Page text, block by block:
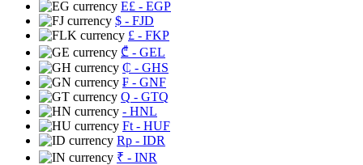
E£ - EGP
$ - FJD
£ - FKP
₾ - GEL
₵ - GHS
₣ - GNF
Q - GTQ
- HNL
Ft - HUF
Rp - IDR
₹ - INR